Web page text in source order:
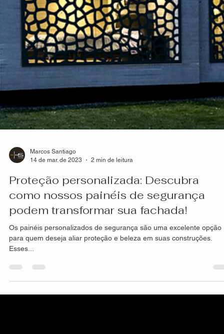
14 de mar. de 2023
2 min de leitura
Proteção personalizada: Descubra
como nossos painéis de segurança
podem transformar sua fachada!
Os painéis personalizados de segurança são uma excelente opção
Esses...